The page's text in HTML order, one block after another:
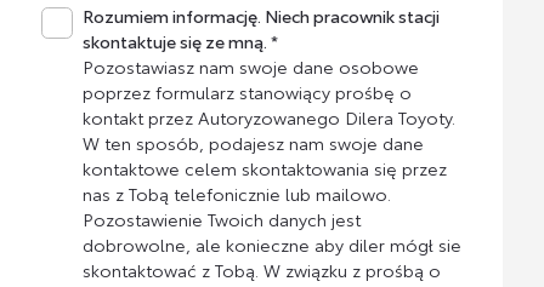
Rozumiem informację. Niech pracownik stacji
skontaktuje się ze mną. *
Pozostawiasz nam swoje dane osobowe
poprzez formularz stanowiący prośbę o
kontakt przez Autoryzowanego Dilera Toyoty.
W ten sposób, podajesz nam swoje dane
kontaktowe celem skontaktowania się przez
nas z Tobą telefonicznie lub mailowo.
Pozostawienie Twoich danych jest
dobrowolne, ale konieczne aby diler mógł sie
skontaktować z Tobą. W związku z prośbą o